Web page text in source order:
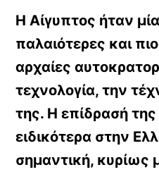
Η Αίγυπτος ήταν
παλαιότερες και
αρχαίες
τεχνολογία, την
της. Η επίδρασή
ειδικότερα στην
σημαντική, κυρίως